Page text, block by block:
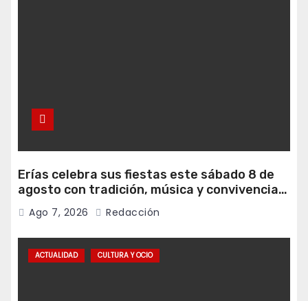
Erías celebra sus fiestas este sábado 8 de
agosto con tradición, música y convivencia
vecinal
Ago 7, 2026 Redacción
ACTUALIDAD CULTURA Y OCIO